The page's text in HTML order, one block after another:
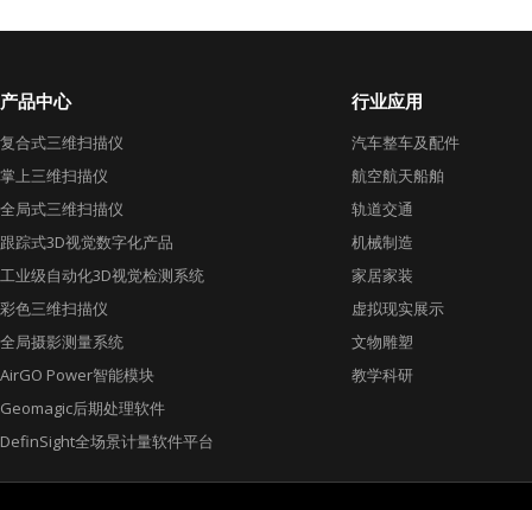
产品中心
复合式三维扫描仪
掌上三维扫描仪
全局式三维扫描仪
跟踪式3D视觉数字化产品
工业级自动化3D视觉检测系统
彩色三维扫描仪
全局摄影测量系统
AirGO Power智能模块
Geomagic后期处理软件
DefinSight全场景计量软件平台
行业应用
汽车整车及配件
航空航天船舶
轨道交通
机械制造
家居家装
虚拟现实展示
文物雕塑
教学科研